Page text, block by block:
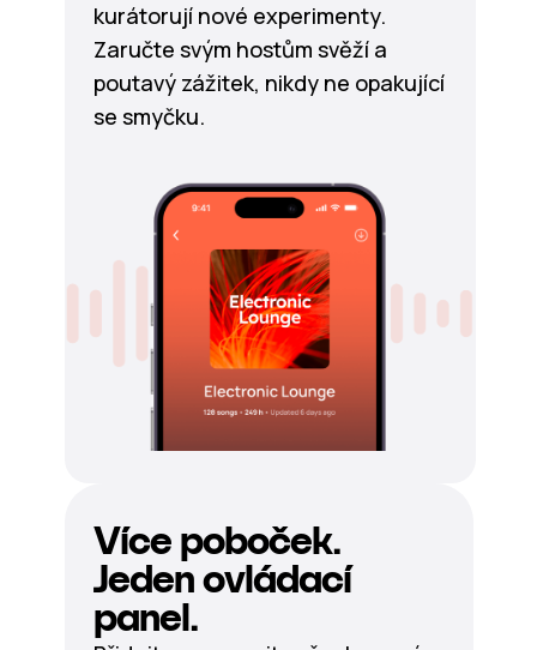
kurátorují nové experimenty.
Zaručte svým hostům svěží a
poutavý zážitek, nikdy ne opakující
se smyčku.
Více poboček.
Jeden ovládací
panel.